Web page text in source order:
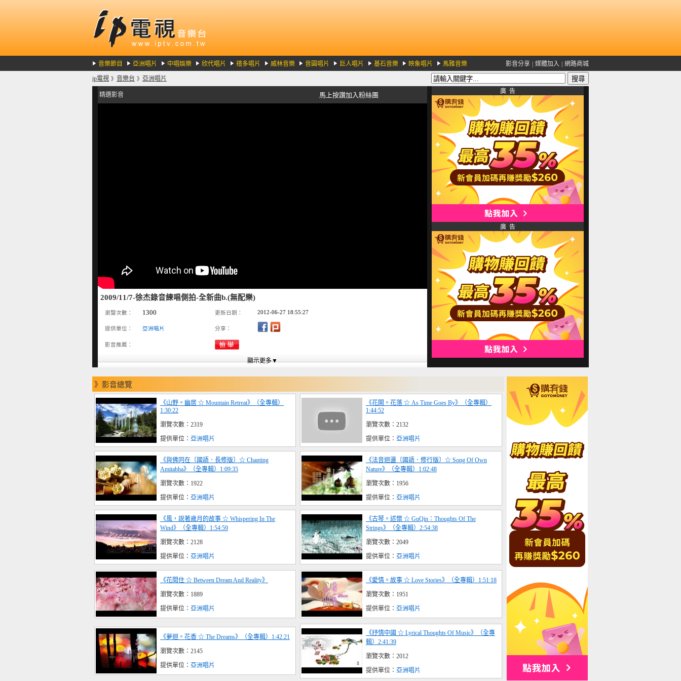
音樂節目 亞洲唱片 中唱娛樂 欣代唱片 禧多唱片 威林音樂 音圓唱片 巨人唱片 基石音樂 映象唱片 馬雅音樂 影音分享 媒體加入 網路商城
ip電視 》 音樂台 》 亞洲唱片
精選影音 馬上按讚加入粉絲團
2009/11/7-徐杰錄音練唱側拍-全新曲b.(無配樂)
瀏覽次數： 1300 更新日期： 2012-06-27 18:55:27
提供單位： 亞洲唱片 分享：
影音推薦：
廣 告
廣 告
》影音總覽
《山野。幽居 ☆ Mountain Retreat》（全專輯）
1:30:22
瀏覽次數：2319
提供單位： 亞洲唱片
《花開。花落 ☆ As Time Goes By》（全專輯）
1:44:52
瀏覽次數：2132
提供單位： 亞洲唱片
《與佛同在〔國語．長修版〕☆ Chanting
Amitabha》（全專輯）1:09:35
瀏覽次數：1922
提供單位： 亞洲唱片
《法音迴盪〔國語．修行版〕☆ Song Of Own
Nature》（全專輯）1:02:48
瀏覽次數：1956
提供單位： 亞洲唱片
《風，說著歲月的故事 ☆ Whispering In The
Wind》（全專輯）1:54:59
瀏覽次數：2128
提供單位： 亞洲唱片
《古琴。述懷 ☆ GuQin：Thoughts Of The
Strings》（全專輯）2:54:38
瀏覽次數：2049
提供單位： 亞洲唱片
《花間住 ☆ Between Dream And Reality》
瀏覽次數：1889
提供單位： 亞洲唱片
《愛情。故事 ☆ Love Stories》（全專輯）1:51:18
瀏覽次數：1951
提供單位： 亞洲唱片
《夢迴。花香 ☆ The Dreams》（全專輯）1:42:21
瀏覽次數：2145
提供單位： 亞洲唱片
《抒情中國 ☆ Lyrical Thoughts Of Music》（全專
輯）2:41:39
瀏覽次數：2012
提供單位： 亞洲唱片